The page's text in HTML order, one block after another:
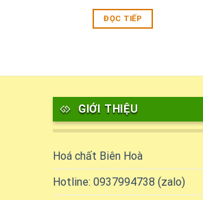
ĐỌC TIẾP
GIỚI THIỆU
Hoá chất Biên Hoà
Hotline: 0937994738 (zalo)